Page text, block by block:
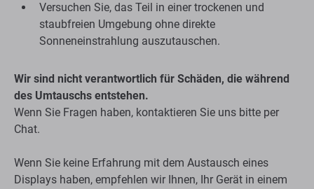
Versuchen Sie, das Teil in einer trockenen und
staubfreien Umgebung ohne direkte
Sonneneinstrahlung auszutauschen.
Wir sind nicht verantwortlich für Schäden, die während
des Umtauschs entstehen.
Wenn Sie Fragen haben, kontaktieren Sie uns bitte per
Chat.
Wenn Sie keine Erfahrung mit dem Austausch eines
Displays haben, empfehlen wir Ihnen, Ihr Gerät in einem